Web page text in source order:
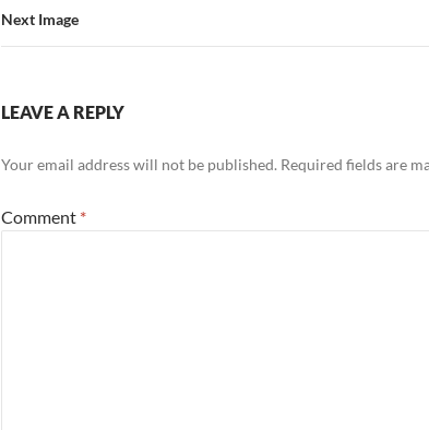
Next Image
LEAVE A REPLY
Your email address will not be published. Required fields are
Comment *